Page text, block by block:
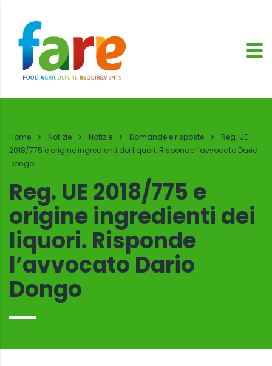
Home Notizie Notizie Domande e risposte
Reg. UE
2018/775 e origine ingredienti dei liquori. Risponde l’avvocato Dario
Dongo
Reg. UE 2018/775 e
origine ingredienti dei
liquori. Risponde
l’avvocato Dario
Dongo